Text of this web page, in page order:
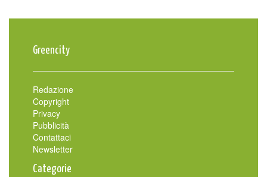
Greencity
Redazione
Copyright
Privacy
Pubblicità
Contattaci
Newsletter
Categorie